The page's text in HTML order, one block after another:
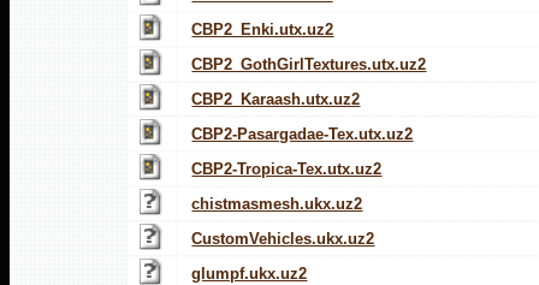
CBP2_Enki.utx.uz2
CBP2_GothGirlTextures.utx.uz2
CBP2_Karaash.utx.uz2
CBP2-Pasargadae-Tex.utx.uz2
CBP2-Tropica-Tex.utx.uz2
chistmasmesh.ukx.uz2
CustomVehicles.ukx.uz2
glumpf.ukx.uz2